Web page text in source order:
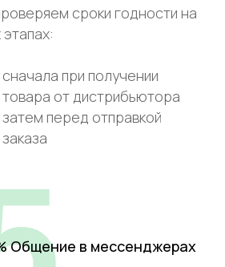
сроки годности на
этапах:
сначала при получении
товара от дистрибьютора
затем перед отправкой
заказа
Общение в мессенджерах